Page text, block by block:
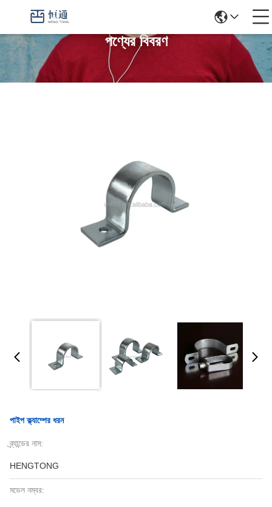
পণ্যের বিবরণ
পাইপ ক্ল্যাম্পের ধরন
ব্র্যান্ডের নাম:
HENGTONG
মডেল নম্বর: